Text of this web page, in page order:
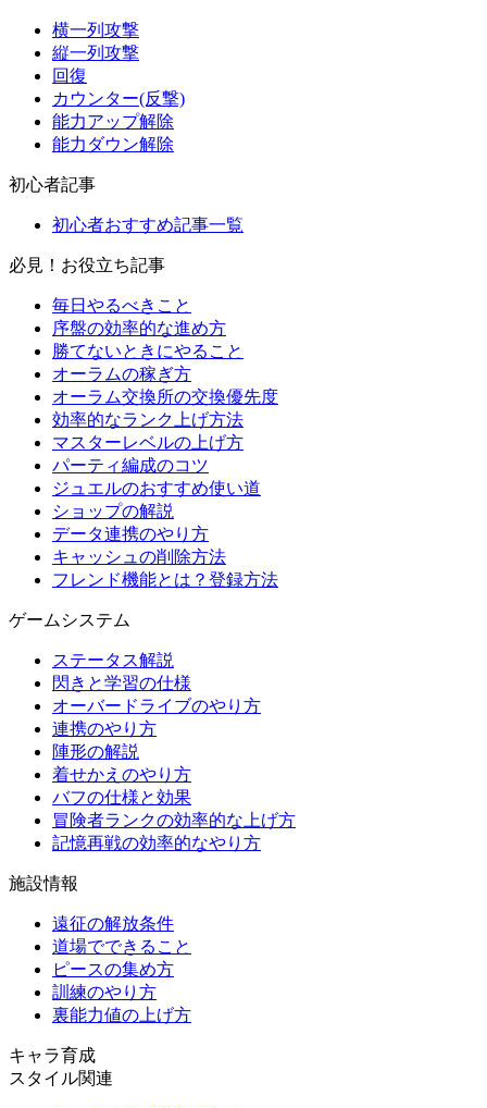
横一列攻撃
縦一列攻撃
回復
カウンター(反撃)
能力アップ解除
能力ダウン解除
初心者記事
初心者おすすめ記事一覧
必見！お役立ち記事
毎日やるべきこと
序盤の効率的な進め方
勝てないときにやること
オーラムの稼ぎ方
オーラム交換所の交換優先度
効率的なランク上げ方法
マスターレベルの上げ方
パーティ編成のコツ
ジュエルのおすすめ使い道
ショップの解説
データ連携のやり方
キャッシュの削除方法
フレンド機能とは？登録方法
ゲームシステム
ステータス解説
閃きと学習の仕様
オーバードライブのやり方
連携のやり方
陣形の解説
着せかえのやり方
バフの仕様と効果
冒険者ランクの効率的な上げ方
記憶再戦の効率的なやり方
施設情報
遠征の解放条件
道場でできること
ピースの集め方
訓練のやり方
裏能力値の上げ方
キャラ育成
スタイル関連